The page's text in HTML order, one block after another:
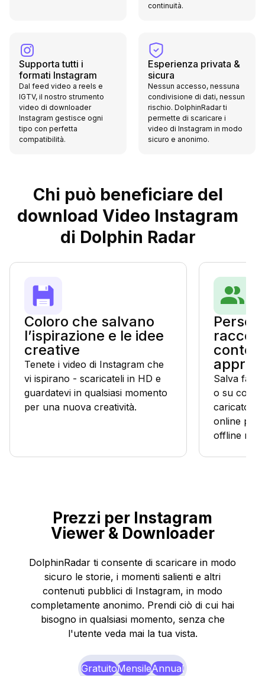
continuità.
Supporta tutti i
formati Instagram
Dal feed video a reels e
IGTV, il nostro strumento
video di downloader
Instagram gestisce ogni
tipo con perfetta
compatibilità.
Esperienza privata &
sicura
Nessun accesso, nessuna
condivisione di dati, nessun
rischio. DolphinRadar ti
permette di scaricare i
video di Instagram in modo
sicuro e anonimo.
Chi può beneficiare del
download Video Instagram
di Dolphin Radar
Coloro che salvano
l’ispirazione e le idee
creative
Tenete i video di Instagram che
vi ispirano - scaricateli in HD e
guardatevi in qualsiasi momento
per una nuova creatività.
Salva
o su come
caricatore
online per
offline
Prezzi per Instagram
Viewer & Downloader
DolphinRadar ti consente di scaricare in modo
sicuro le storie, i momenti salienti e altri
contenuti pubblici di Instagram, in modo
completamente anonimo. Prendi ciò di cui hai
bisogno in qualsiasi momento, senza che
l'utente veda mai la tua vista.
GratuitoMensileAnnual